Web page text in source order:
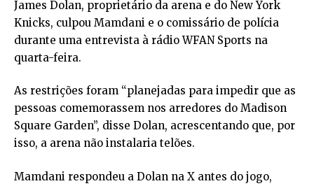
James Dolan, proprietário da arena e do New York
Knicks, culpou Mamdani e o comissário de polícia
durante uma entrevista à rádio WFAN Sports na
quarta-feira.
As restrições foram “planejadas para impedir que as
pessoas comemorassem nos arredores do Madison
Square Garden”, disse Dolan, acrescentando que, por
isso, a arena não instalaria telões.
Mamdani respondeu a Dolan na X antes do jogo,